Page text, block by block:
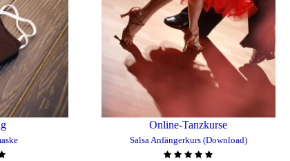
Online-Tanzkurse
Salsa Anfängerkurs (Download)